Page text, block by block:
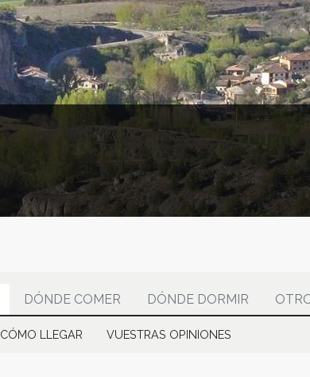
DÓNDE COMER DÓNDE DORMIR
CÓMO LLEGAR VUESTRAS OPINIONES